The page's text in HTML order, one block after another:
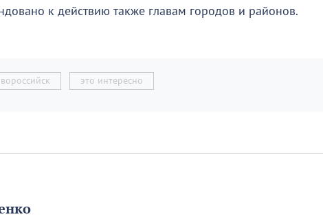
к действию также главам городов и районов.
это интересно